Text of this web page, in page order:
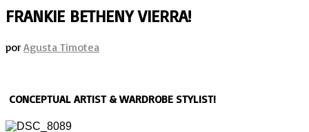
FRANKIE BETHENY VIERRA!
por Agusta Timotea
CONCEPTUAL ARTIST & WARDROBE STYLIST!